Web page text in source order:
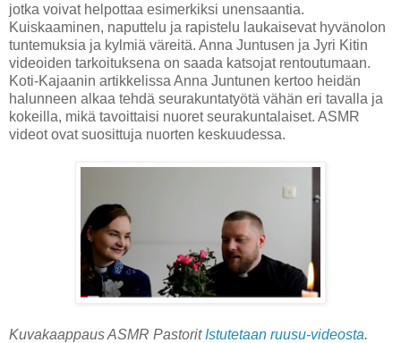
jotka voivat helpottaa esimerkiksi unensaantia.
Kuiskaaminen, naputtelu ja rapistelu laukaisevat hyvänolon
tuntemuksia ja kylmiä väreitä. Anna Juntusen ja Jyri Kitin
videoiden tarkoituksena on saada katsojat rentoutumaan.
Koti-Kajaanin artikkelissa Anna Juntunen kertoo heidän
halunneen alkaa tehdä seurakuntatyötä vähän eri tavalla ja
kokeilla, mikä tavoittaisi nuoret seurakuntalaiset. ASMR
videot ovat suosittuja nuorten keskuudessa.
Kuvakaappaus ASMR Pastorit Istutetaan ruusu-videosta.